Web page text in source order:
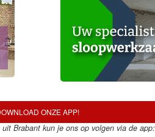
ONZE APP!
Brabant kun je ons op volgen via de app: